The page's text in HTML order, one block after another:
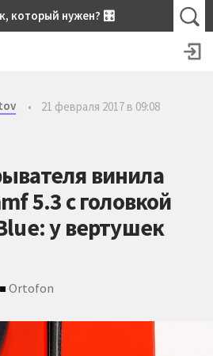
который нужен? 🎛
•
21 февраля 2017 в 09:08
винила
5.3 с головкой
у вертушек
Ortofon